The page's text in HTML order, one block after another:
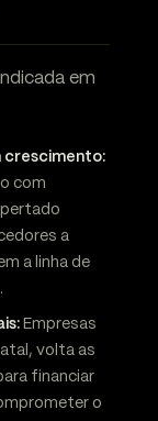
em
crescimento:
com
a
a linha de
Empresas
volta as
financiar
o